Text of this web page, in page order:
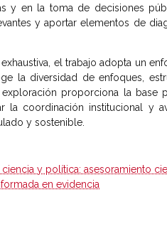
y en la toma de decisiones
y aportar elementos de
el trabajo adopta un
la diversidad de enfoques,
proporciona la base
la coordinación institucional y
y sostenible.